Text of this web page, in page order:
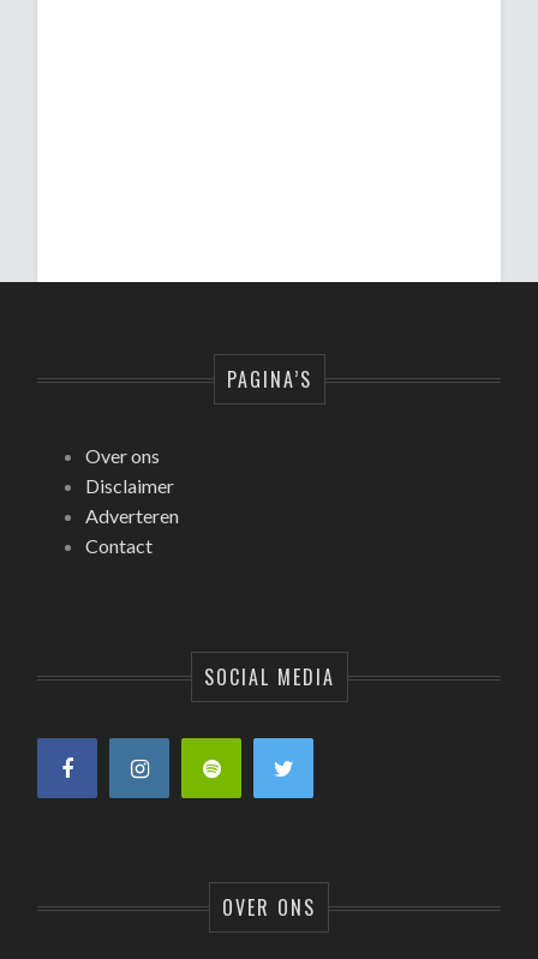
PAGINA’S
Over ons
Disclaimer
Adverteren
Contact
SOCIAL MEDIA
OVER ONS